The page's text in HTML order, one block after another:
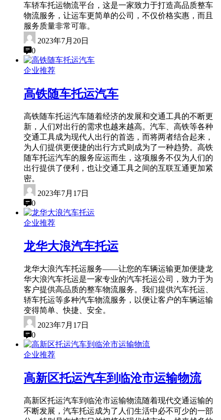
车轿车托运物流平台，这是一家致力于打造高品质整车
物流服务，让运车更简单的公司，不仅价格实惠，而且
服务质量非常可靠。
2023年7月20日
0
企业推荐
高铁随车托运汽车
高铁随车托运汽车随着经济的发展和交通工具的不断更
新，人们对出行的需求也越来越高。汽车、高铁等各种
交通工具成为现代人出行的首选，而将两者结合起来，
为人们提供更便捷的出行方式则成为了一种趋势。高铁
随车托运汽车的服务应运而生，这项服务不仅为人们的
出行提供了便利，也让交通工具之间的互联互通更加紧
密。
2023年7月17日
0
企业推荐
龙华大浪汽车托运
龙华大浪汽车托运服务——让您的车辆运输更加便捷龙
华大浪汽车托运是一家专业的汽车托运公司，致力于为
客户提供高品质的整车物流服务。我们提供汽车托运、
轿车托运等多种汽车物流服务，以便让客户的车辆运输
变得简单、快捷、安全。
2023年7月17日
0
企业推荐
高新区托运汽车到临沧市运输物流
高新区托运汽车到临沧市运输物流随着现代交通运输的
不断发展，汽车托运成为了人们生活中必不可少的一部